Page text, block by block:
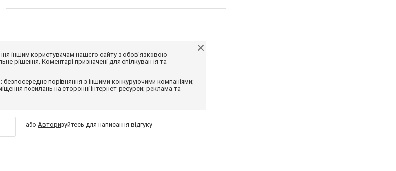
іншим користувачам нашого сайту з обов'язковою
рішення. Коментарі призначені для спілкування та
порівняння з іншими конкуруючими компаніями;
посилань на сторонні інтернет-ресурси; реклама та
абоАвторизуйтесь для написання відгуку